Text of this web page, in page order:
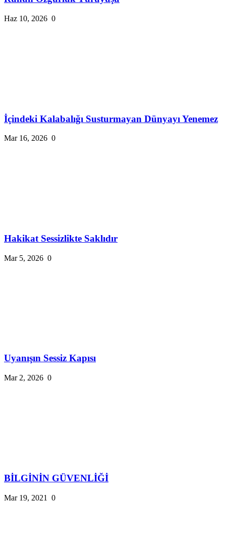
Haz 10, 2026 0
İçindeki Kalabalığı Susturmayan Dünyayı Yenemez
Mar 16, 2026 0
Hakikat Sessizlikte Saklıdır
Mar 5, 2026 0
Uyanışın Sessiz Kapısı
Mar 2, 2026 0
BİLGİNİN GÜVENLİĞİ
Mar 19, 2021 0